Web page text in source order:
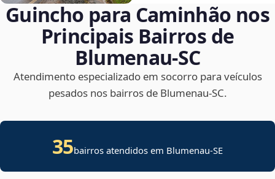
Guincho para Caminhão nos
Principais Bairros de
Blumenau‑SC
Atendimento especializado em socorro para veículos
pesados nos bairros de Blumenau‑SC.
35bairros atendidos em Blumenau-SE